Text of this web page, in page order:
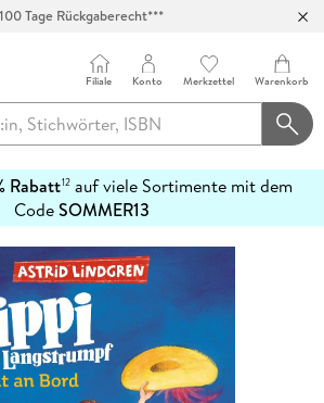
100 Tage Rückgaberecht***
Filiale Konto Merkzettel Warenkorb
Rabatt12auf viele Sortimente mit dem
CodeSOMMER13